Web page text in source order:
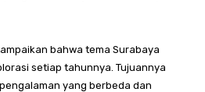
bahwa tema Surabaya
setiap tahunnya. Tujuannya
yang berbeda dan